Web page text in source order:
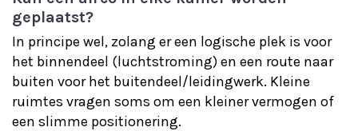
geplaatst?
In principe wel, zolang er een logische plek is voor
het binnendeel (luchtstroming) en een route naar
buiten voor het buitendeel/leidingwerk. Kleine
ruimtes vragen soms om een kleiner vermogen of
een slimme positionering.